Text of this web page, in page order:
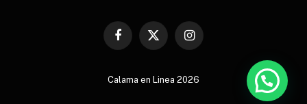
Facebook
X
Instagram
Calama en Linea 2026